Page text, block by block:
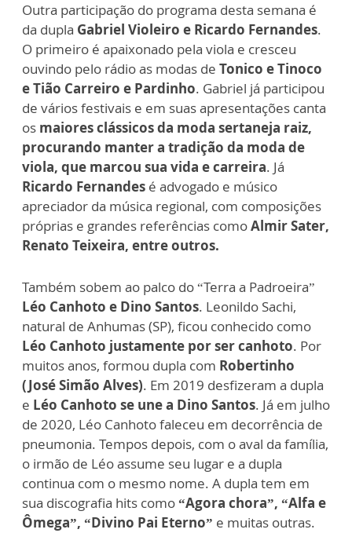
Outra participação do programa desta semana é
da dupla Gabriel Violeiro e Ricardo Fernandes.
O primeiro é apaixonado pela viola e cresceu
ouvindo pelo rádio as modas de Tonico e Tinoco
e Tião Carreiro e Pardinho. Gabriel já participou
de vários festivais e em suas apresentações canta
os maiores clássicos da moda sertaneja raiz,
procurando manter a tradição da moda de
viola, que marcou sua vida e carreira. Já
Ricardo Fernandes é advogado e músico
apreciador da música regional, com composições
próprias e grandes referências comoAlmir Sater,
Renato Teixeira, entre outros.
Também sobem ao palco do “Terra a Padroeira”
Léo Canhoto e Dino Santos. Leonildo Sachi,
natural de Anhumas (SP), ficou conhecido como
Léo Canhoto justamente por ser canhoto. Por
muitos anos, formou dupla com Robertinho
(José Simão Alves). Em 2019 desfizeram a dupla
e Léo Canhoto se une a Dino Santos. Já em julho
de 2020, Léo Canhoto faleceu em decorrência de
pneumonia. Tempos depois, com o aval da família,
o irmão de Léo assume seu lugar e a dupla
continua com o mesmo nome. A dupla tem em
sua discografia hits como“Agora chora”, “Alfa e
Ômega”, “Divino Pai Eterno” e muitas outras.